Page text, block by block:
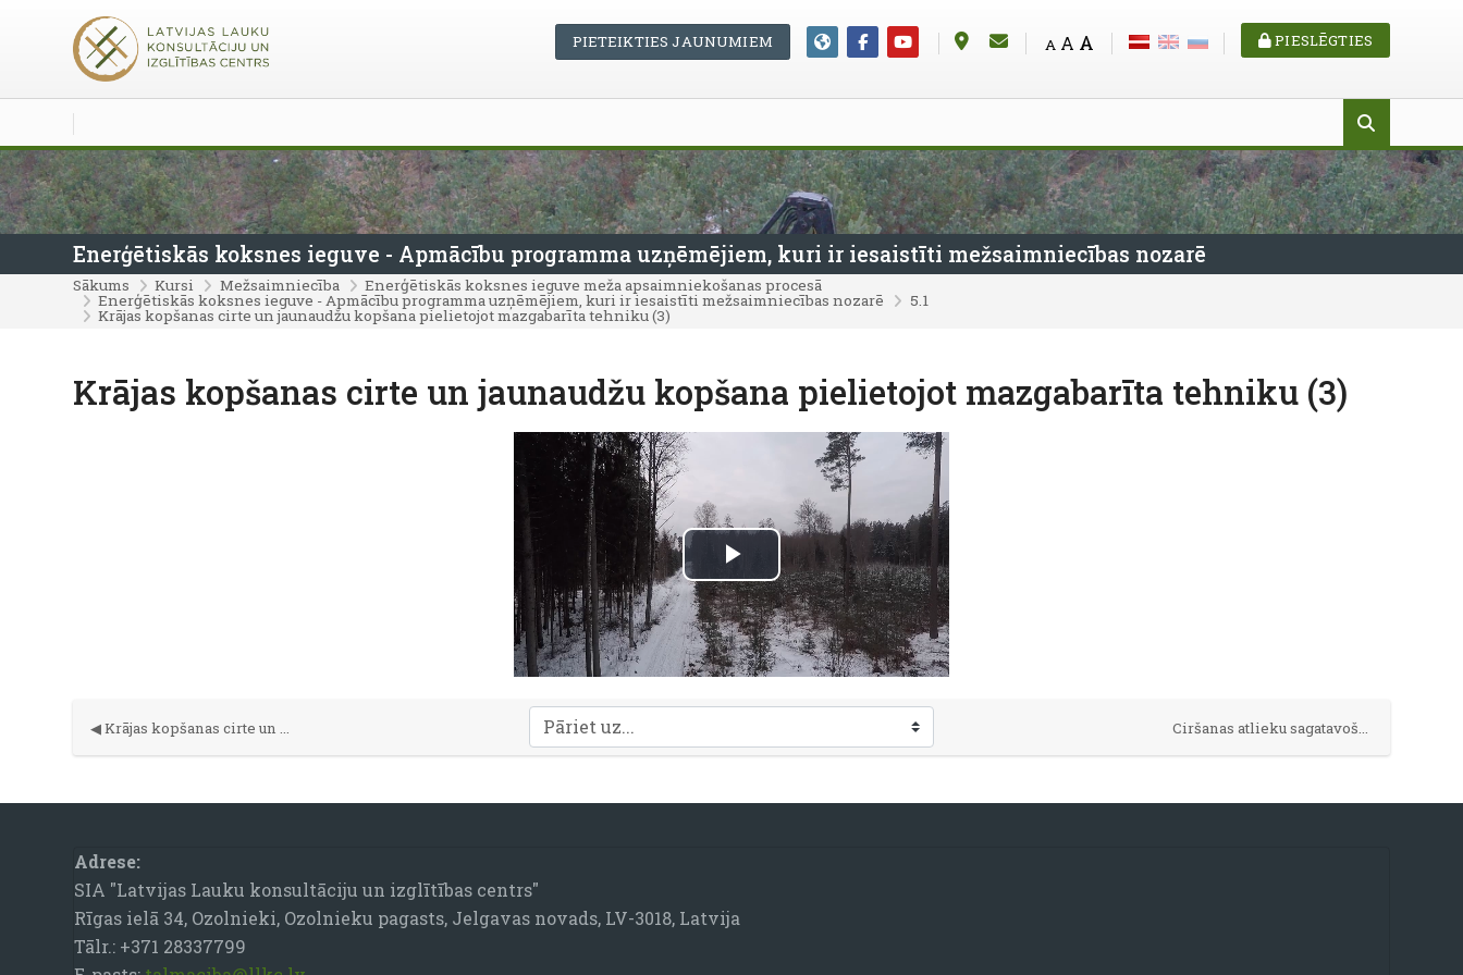
Atvērt galveno saturu
PIESLĒGTIES
A A A
PIETEIKTIES JAUNUMIEM
Enerģētiskās koksnes ieguve - Apmācību programma uzņēmējiem, kuri ir iesaistīti mežsaimniecības nozarē
Sākums Kursi Mežsaimniecība Enerģētiskās koksnes ieguve meža apsaimniekošanas procesā
Enerģētiskās koksnes ieguve - Apmācību programma uzņēmējiem, kuri ir iesaistīti mežsaimniecības nozarē 5.1
Krājas kopšanas cirte un jaunaudžu kopšana pielietojot mazgabarīta tehniku (3)
Krājas kopšanas cirte un jaunaudžu kopšana pielietojot mazgabarīta tehniku (3)
Atskaņot
video
◀︎ Krājas kopšanas cirte un jaunaudžu kopšana pielietojot mazgabarīta tehniku (2) Pāriet uz... Ciršanas atlieku sagatavošana galvenajā cirtē ▶︎
Bloki
Adrese:
SIA "Latvijas Lauku konsultāciju un izglītības centrs"
Rīgas ielā 34, Ozolnieki, Ozolnieku pagasts, Jelgavas novads, LV-3018, Latvija
Tālr.: +371 28337799